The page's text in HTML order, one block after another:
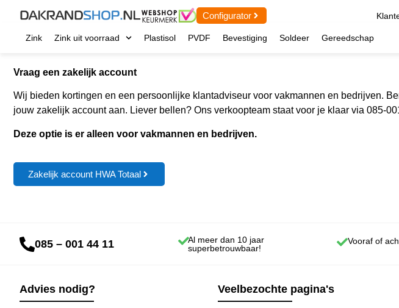
Configurator
Zink Zink uit voorraad Plastisol PVDF Bevestiging Soldeer Gereedschap
Vraag een zakelijk account
Wij bieden kortingen en een persoonlijke klantadviseur voor vakmannen en bedrijven.
jouw zakelijk account aan. Liever bellen? Ons verkoopteam staat voor je klaar via 085-
Deze optie is er alleen voor vakmannen en bedrijven.
Zakelijk account HWA Totaal
085 – 001 44 11
Al meer dan 10 jaar
superbetrouwbaar!
Vooraf of
Advies nodig? Veelbezochte pagina's